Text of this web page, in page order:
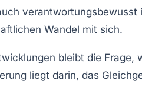
Wandel mit sich.
bleibt die Frage,
liegt darin, das